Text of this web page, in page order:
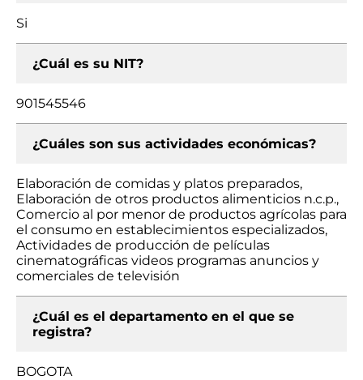
Si
¿Cuál es su NIT?
901545546
¿Cuáles son sus actividades económicas?
Elaboración de comidas y platos preparados,
Elaboración de otros productos alimenticios n.c.p.,
Comercio al por menor de productos agrícolas para
el consumo en establecimientos especializados,
Actividades de producción de películas
cinematográficas videos programas anuncios y
comerciales de televisión
¿Cuál es el departamento en el que se
registra?
BOGOTA